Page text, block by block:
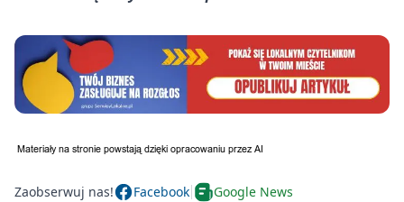
Zaobserwuj nas! Facebook Google News